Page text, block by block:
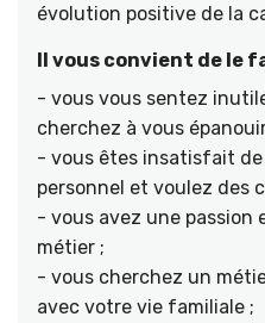
évolution positive de la
Il vous convient de le
- vous vous sentez
cherchez à vous
- vous êtes insatisfait
personnel et voulez des
- vous avez une
métier ;
- vous cherchez un
avec votre vie familiale ;